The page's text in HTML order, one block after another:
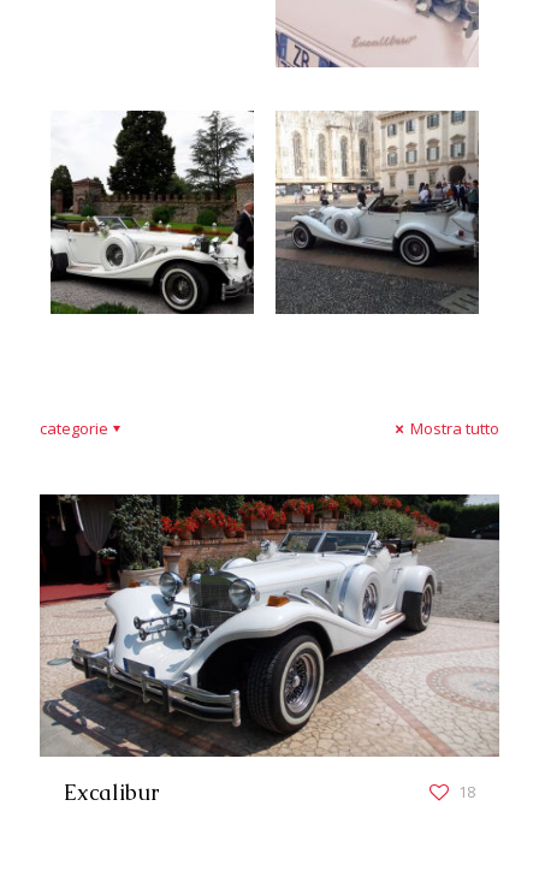
categorie Mostra tutto
Excalibur 18